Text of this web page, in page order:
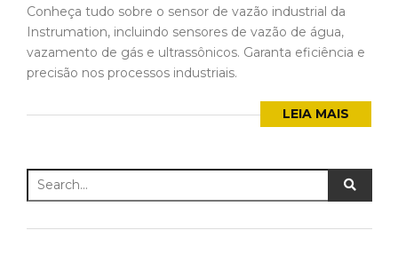
Conheça tudo sobre o sensor de vazão industrial da
Instrumation, incluindo sensores de vazão de água,
vazamento de gás e ultrassônicos. Garanta eficiência e
precisão nos processos industriais.
LEIA MAIS